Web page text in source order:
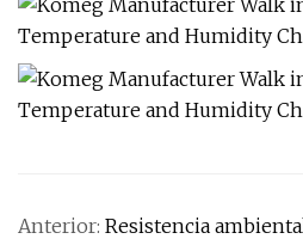
Anterior: Resistencia